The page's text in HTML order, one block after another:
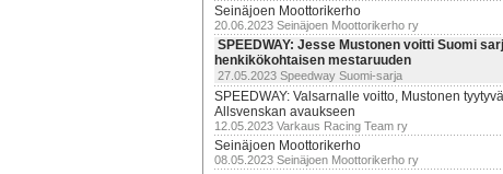
Seinäjoen Moottorikerho
20.06.2023 Seinäjoen Moottorikerho ry
SPEEDWAY: Jesse Mustonen voitti Suomi
henkikökohtaisen mestaruuden
27.05.2023 Speedway Suomi-sarja
SPEEDWAY: Valsarnalle voitto, Mustonen
Allsvenskan avaukseen
12.05.2023 Varkaus Racing Team ry
Seinäjoen Moottorikerho
08.05.2023 Seinäjoen Moottorikerho ry